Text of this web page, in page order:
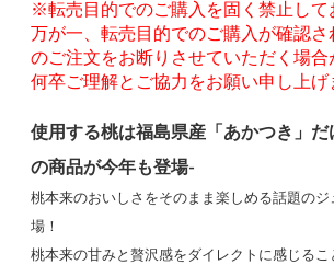
※転売目的でのご購入を固く禁止して
万が一、転売目的でのご購入が確認
のご注文をお断りさせていただく場合
何卒ご理解とご協力をお願い申し上げ
使用する桃は福島県産「あかつき」
の商品が今年も登場-
桃本来のおいしさをそのまま楽しめる話題のジ
場！
桃本来の甘みと贅沢感をダイレクトに感じるこ